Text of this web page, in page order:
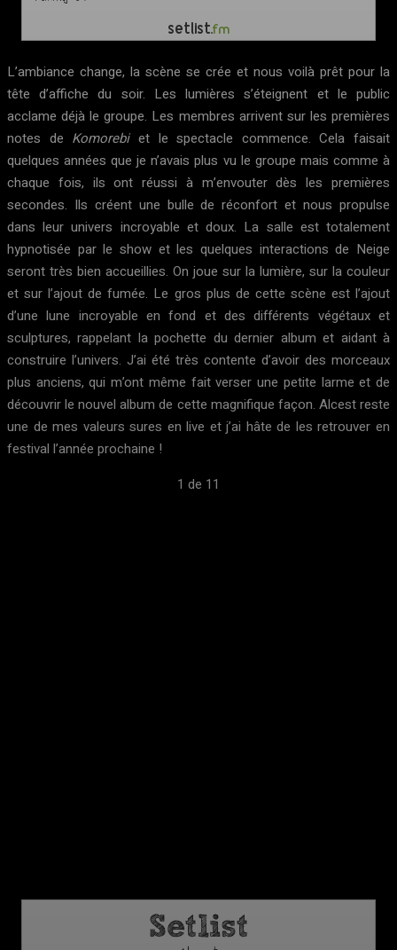
L’ambiance change, la scène se crée et nous voilà prêt pour la
tête d’affiche du soir. Les lumières s’éteignent et le public
acclame déjà le groupe. Les membres arrivent sur les premières
notes de Komorebiet le spectacle commence. Cela faisait
quelques années que je n’avais plus vu le groupe mais comme à
chaque fois, ils ont réussi à m’envouter dès les premières
secondes. Ils créent une bulle de réconfort et nous propulse
dans leur univers incroyable et doux. La salle est totalement
hypnotisée par le show et les quelques interactions de Neige
seront très bien accueillies. On joue sur la lumière, sur la couleur
et sur l’ajout de fumée. Le gros plus de cette scène est l’ajout
d’une lune incroyable en fond et des différents végétaux et
sculptures, rappelant la pochette du dernier album et aidant à
construire l’univers. J’ai été très contente d’avoir des morceaux
plus anciens, qui m’ont même fait verser une petite larme et de
découvrir le nouvel album de cette magnifique façon. Alcest reste
une de mes valeurs sures en live et j’ai hâte de les retrouver en
festival l’année prochaine !
1 de 11